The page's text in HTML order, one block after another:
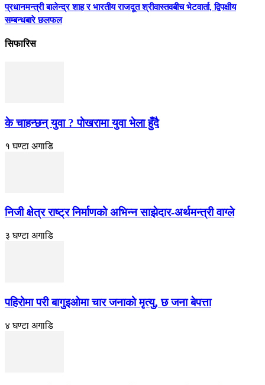
प्रधानमन्त्री बालेन्द्र शाह र भारतीय राजदूत श्रीवास्तवबीच भेटवार्ता, द्विपक्षीय
सम्बन्धबारे छलफल
सिफारिस
के चाहन्छन् युवा ? पाेखरामा युवा भेला हुँदै
१ घण्टा अगाडि
निजी क्षेत्र राष्ट्र निर्माणको अभिन्न साझेदार-अर्थमन्त्री वाग्ले
३ घण्टा अगाडि
पहिरोमा परी बागुइओमा चार जनाको मृत्यु, छ जना बेपत्ता
४ घण्टा अगाडि